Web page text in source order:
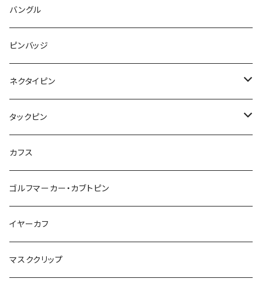
こいのぼり
マーブル
カメオ
星
鳥
マーブル
こいのぼり
てんとう虫
鳥
食品
ハロウィン
カモフラージュ
square
天使
リボン
レッサーパンダ
ブタ
惑星
星
唐津土
lip
フルーツ
アイスクリーム
マーブル
音楽
カメオ
ハート
羊
牛
カメ
イルカ
レモン
野菜
雲
月
惑星
星
こいのぼり
カメラ
音楽
バイオリン
ピアノ
カメオ
バルーン
ラリエット
モザイク
ハート
アルファベット
ハロウィン
紐
鳥
バルーン
ガラス
リボン
マーブル
鳥
星
アルファベット
ハロウィン
カメオ
バングル
ピンバッジ
ネクタイピン
結び
スクエア
タックピン
結び
カフス
ゴルフマーカー・カブトピン
イヤーカフ
マスククリップ